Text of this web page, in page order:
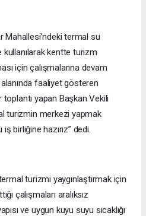
Mahallesi’ndeki termal su
kullanılarak kentte turizm
için çalışmalarına devam
faaliyet gösteren
yapan Başkan Vekili
turizmin merkezi yapmak
birliğine hazırız” dedi.
turizmi yaygınlaştırmak için
çalışmaları aralıksız
ve uygun kuyu suyu sıcaklığı